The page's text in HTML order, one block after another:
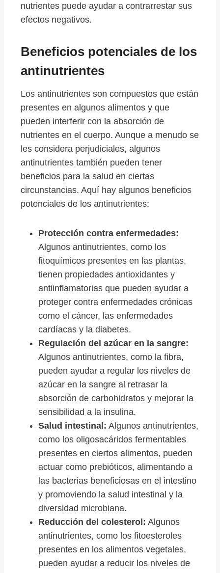
nutrientes puede ayudar a contrarrestar sus
efectos negativos.
Beneficios potenciales de los
antinutrientes
Los antinutrientes son compuestos que están
presentes en algunos alimentos y que
pueden interferir con la absorción de
nutrientes en el cuerpo. Aunque a menudo se
les considera perjudiciales, algunos
antinutrientes también pueden tener
beneficios para la salud en ciertas
circunstancias. Aquí hay algunos beneficios
potenciales de los antinutrientes:
Protección contra enfermedades:
Algunos antinutrientes, como los
fitoquímicos presentes en las plantas,
tienen propiedades antioxidantes y
antiinflamatorias que pueden ayudar a
proteger contra enfermedades crónicas
como el cáncer, las enfermedades
cardíacas y la diabetes.
Regulación del azúcar en la sangre:
Algunos antinutrientes, como la fibra,
pueden ayudar a regular los niveles de
azúcar en la sangre al retrasar la
absorción de carbohidratos y mejorar la
sensibilidad a la insulina.
Salud intestinal: Algunos antinutrientes,
como los oligosacáridos fermentables
presentes en ciertos alimentos, pueden
actuar como prebióticos, alimentando a
las bacterias beneficiosas en el intestino
y promoviendo la salud intestinal y la
diversidad microbiana.
Reducción del colesterol: Algunos
antinutrientes, como los fitoesteroles
presentes en los alimentos vegetales,
pueden ayudar a reducir los niveles de